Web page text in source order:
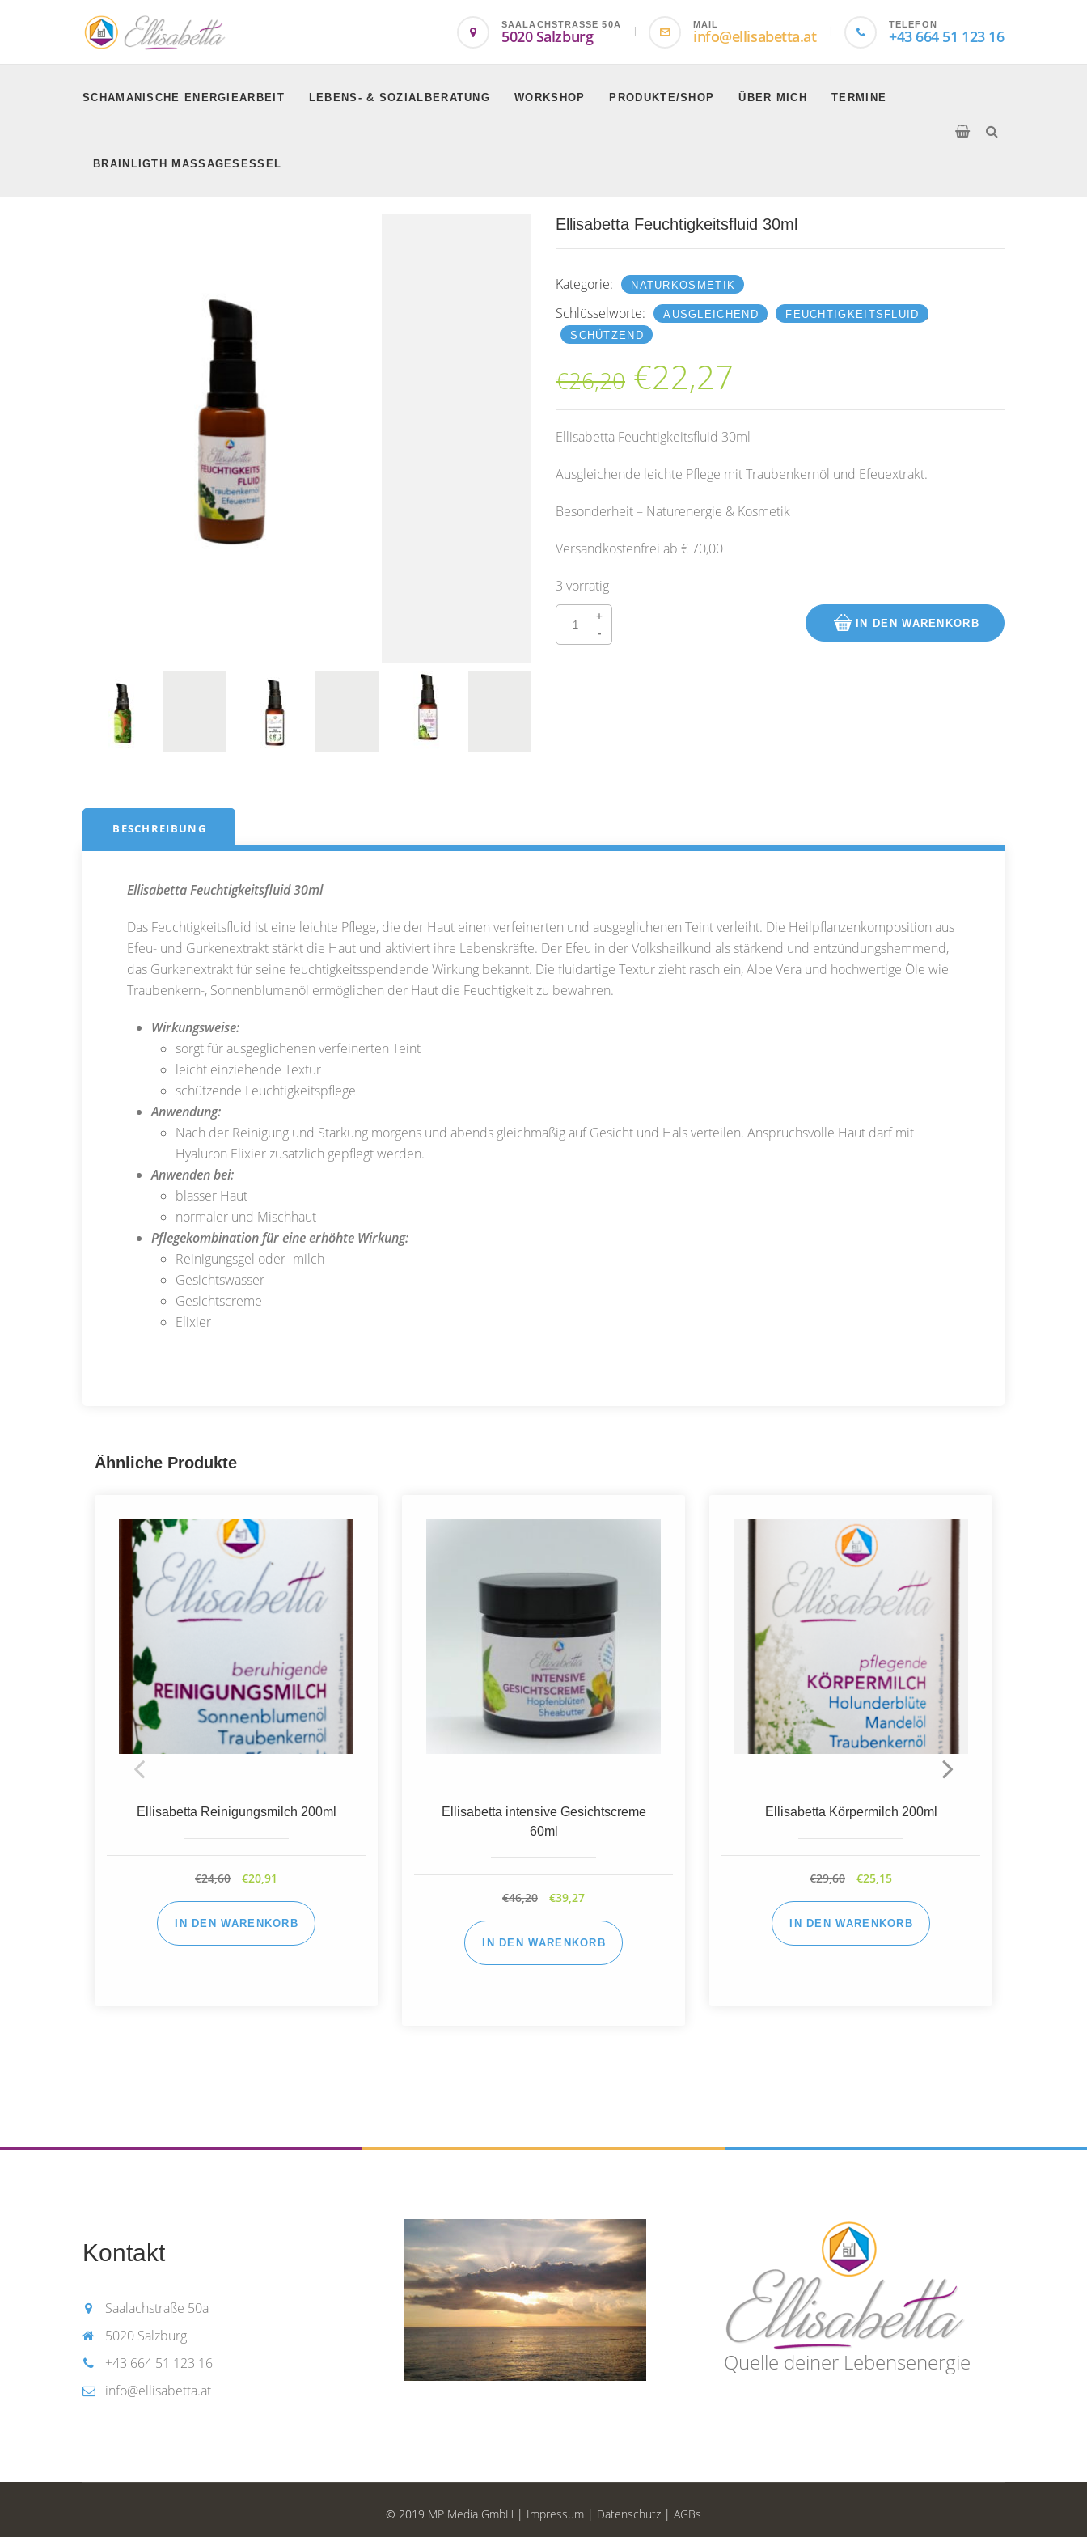
SAALACHSTRASSE 50A
5020 Salzburg
MAIL
info@ellisabetta.at
TELEFON
+43 664 51 123 16
SCHAMANISCHE ENERGIEARBEIT LEBENS- & SOZIALBERATUNG WORKSHOP PRODUKTE/SHOP ÜBER MICH TERMINE
BRAINLIGTH MASSAGESESSEL
Ellisabetta Feuchtigkeitsfluid 30ml
Kategorie: NATURKOSMETIK
Schlüsselworte: AUSGLEICHEND , FEUCHTIGKEITSFLUID ,
SCHÜTZEND
€26,20 €22,27
Ellisabetta Feuchtigkeitsfluid 30ml
Ausgleichende leichte Pflege mit Traubenkernöl und Efeuextrakt.
Besonderheit – Naturenergie & Kosmetik
Versandkostenfrei ab € 70,00
3 vorrätig
Ellisabetta Feuchtigkeitsfluid 30ml Menge
IN DEN WARENKORB
BESCHREIBUNG
Ellisabetta Feuchtigkeitsfluid 30ml
Das Feuchtigkeitsfluid ist eine leichte Pflege, die der Haut einen verfeinerten und ausgeglichenen Teint verleiht. Die Heilpflanzenkomposition aus
Efeu- und Gurkenextrakt stärkt die Haut und aktiviert ihre Lebenskräfte. Der Efeu in der Volksheilkund als stärkend und entzündungshemmend,
das Gurkenextrakt für seine feuchtigkeitsspendende Wirkung bekannt. Die fluidartige Textur zieht rasch ein, Aloe Vera und hochwertige Öle wie
Traubenkern-, Sonnenblumenöl ermöglichen der Haut die Feuchtigkeit zu bewahren.
Wirkungsweise:
sorgt für ausgeglichenen verfeinerten Teint
leicht einziehende Textur
schützende Feuchtigkeitspflege
Anwendung:
Nach der Reinigung und Stärkung morgens und abends gleichmäßig auf Gesicht und Hals verteilen. Anspruchsvolle Haut darf mit
Hyaluron Elixier zusätzlich gepflegt werden.
Anwenden bei:
blasser Haut
normaler und Mischhaut
Pflegekombination für eine erhöhte Wirkung:
Reinigungsgel oder -milch
Gesichtswasser
Gesichtscreme
Elixier
Ähnliche Produkte
Ellisabetta intensive Gesichtscreme
€46,20 €39,27
IN DEN WARENKORB
Ellisabetta Körpermilch 200ml
€29,60 €25,15
IN DEN WARENKORB
Ellisabetta Gesichtswasser 200ml
€24,60 €20,91
IN DEN WARENKORB
Kontakt
Saalachstraße 50a
5020 Salzburg
+43 664 51 123 16
info@ellisabetta.at
Quelle deiner Lebensenergie
© 2019 MP Media GmbH | Impressum | Datenschutz | AGBs